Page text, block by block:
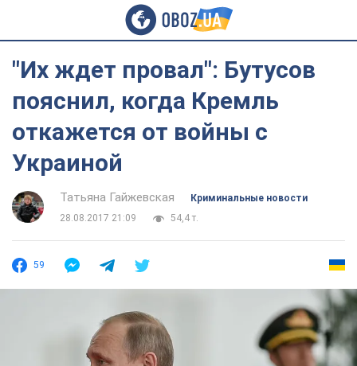
"Их ждет провал": Бутусов
пояснил, когда Кремль
откажется от войны с
Украиной
Татьяна Гайжевская
Криминальные новости
28.08.2017 21:09
54,4 т.
59